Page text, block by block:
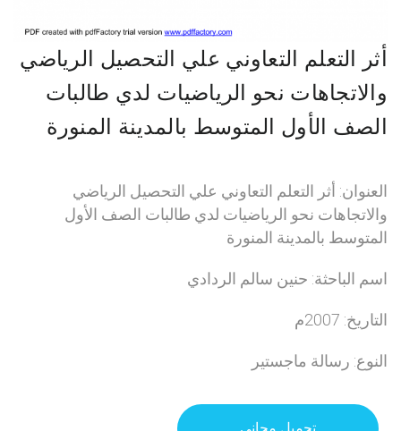
أثر التعلم التعاوني علي التحصيل الرياضي
والاتجاهات نحو الرياضيات لدي طالبات
الصف الأول المتوسط بالمدينة المنورة
العنوان: أثر التعلم التعاوني علي التحصيل الرياضي
والاتجاهات نحو الرياضيات لدي طالبات الصف الأول
المتوسط بالمدينة المنورة
اسم الباحثة: حنين سالم الردادي
التاريخ: 2007م
النوع: رسالة ماجستير